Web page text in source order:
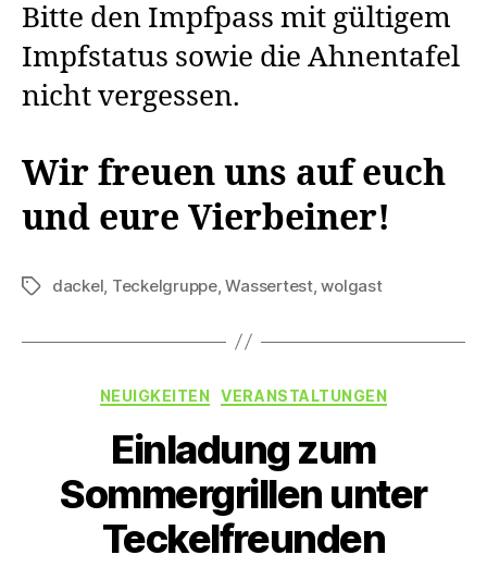
Bitte den Impfpass mit gültigem
Impfstatus sowie die Ahnentafel
nicht vergessen.
Wir freuen uns auf euch
und eure Vierbeiner!
Schlagwörter
dackel, Teckelgruppe,Wassertest,wolgast
Kategorien
NEUIGKEITEN VERANSTALTUNGEN
Einladung zum
Sommergrillen unter
Teckelfreunden